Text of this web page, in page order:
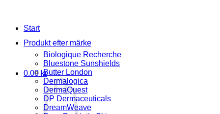
0.00 kr
Start
Produkt efter märke
Biologique Recherche
Bluestone Sunshields
Butter London
Dermalogica
DermaQuest
DP Dermaceuticals
DreamWeave